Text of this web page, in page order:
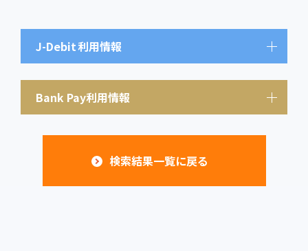
J-Debit利用情報
Bank Pay利用情報
検索結果一覧に戻る